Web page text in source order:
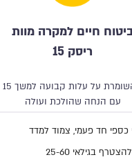
חיים למקרה מוות
ריסק 15
עם הנחה שהולכת ועולה
כספי חד פעמי, צמוד למדד
בגילאי 25-60